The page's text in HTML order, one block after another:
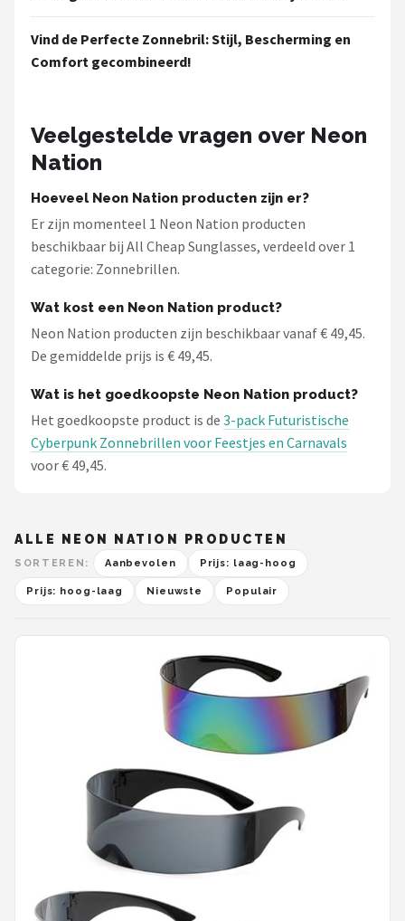
Vind de Perfecte Zonnebril: Stijl, Bescherming en
Comfort gecombineerd!
Veelgestelde vragen over Neon
Nation
Hoeveel Neon Nation producten zijn er?
Er zijn momenteel 1 Neon Nation producten
beschikbaar bij All Cheap Sunglasses, verdeeld over 1
categorie: Zonnebrillen.
Wat kost een Neon Nation product?
Neon Nation producten zijn beschikbaar vanaf € 49,45.
De gemiddelde prijs is € 49,45.
Wat is het goedkoopste Neon Nation product?
Het goedkoopste product is de 3-pack Futuristische
Cyberpunk Zonnebrillen voor Feestjes en Carnavals
voor € 49,45.
ALLE NEON NATION PRODUCTEN
SORTEREN: Aanbevolen Prijs: laag-hoog
Prijs: hoog-laag Nieuwste Populair